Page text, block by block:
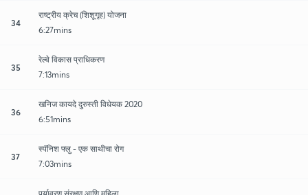
34
राष्ट्रीय क्रेच (शिशूगृह) योजना
6:27mins
35
रेल्वे विकास प्राधिकरण
7:13mins
36
खनिज कायदे दुरुस्ती विधेयक 2020
6:51mins
37
स्पॅनिश फ्लु - एक साथीचा रोग
7:03mins